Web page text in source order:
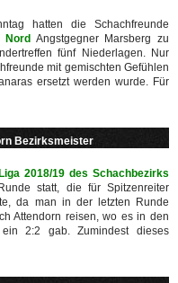
hatten die Schachfreunde
Nord Angstgegner Marsberg zu
fünf Niederlagen. Nur
mit gemischten Gefühlen
ersetzt werden wurde. Für
Bezirksmeister
2018/19 des Schachbezirks
statt, die für Spitzenreiter
da man in der letzten Runde
Attendorn reisen, wo es in den
2:2 gab. Zumindest dieses